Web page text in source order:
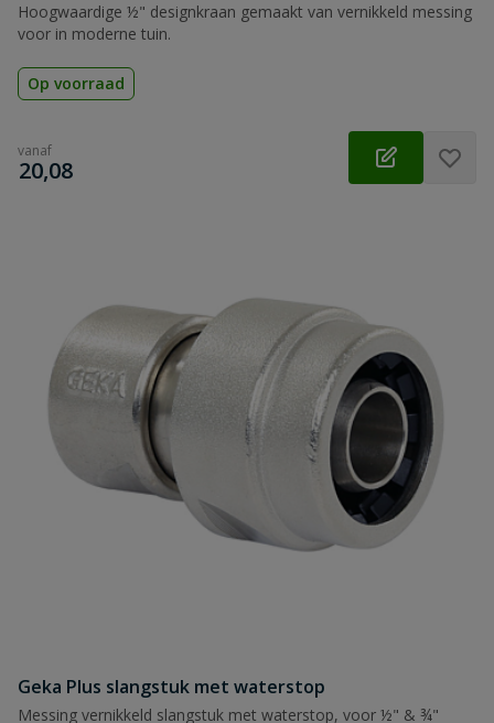
Hoogwaardige ½" designkraan gemaakt van vernikkeld messing
voor in moderne tuin.
Op voorraad
vanaf
€
20,08
Geka Plus slangstuk met waterstop
Messing vernikkeld slangstuk met waterstop, voor ½" & ¾"